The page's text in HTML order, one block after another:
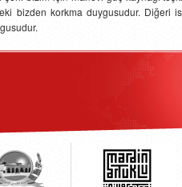
bizden korkma duygusudur.